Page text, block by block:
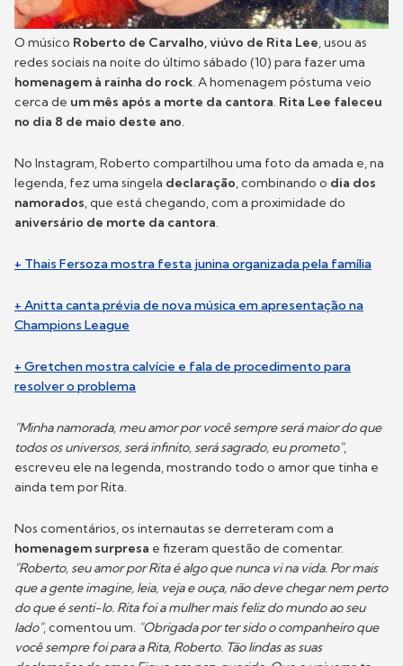
O músico Roberto de Carvalho, viúvo de Rita Lee, usou as
redes sociais na noite do último sábado (10) para fazer uma
homenagem à rainha do rock. A homenagem póstuma veio
cerca de um mês após a morte da cantora. Rita Lee faleceu
no dia 8 de maio deste ano.
No Instagram, Roberto compartilhou uma foto da amada e, na
legenda, fez uma singela declaração, combinando o dia dos
namorados, que está chegando, com a proximidade do
aniversário de morte da cantora.
+ Thais Fersoza mostra festa junina organizada pela família
+ Anitta canta prévia de nova música em apresentação na
Champions League
+ Gretchen mostra calvície e fala de procedimento para
resolver o problema
"Minha namorada, meu amor por você sempre será maior do que
todos os universos, será infinito, será sagrado, eu prometo",
escreveu ele na legenda, mostrando todo o amor que tinha e
ainda tem por Rita.
Nos comentários, os internautas se derreteram com a
homenagem surpresa e fizeram questão de comentar.
"Roberto, seu amor por Rita é algo que nunca vi na vida. Por mais
que a gente imagine, leia, veja e ouça, não deve chegar nem perto
do que é senti-lo. Rita foi a mulher mais feliz do mundo ao seu
lado", comentou um. "Obrigada por ter sido o companheiro que
você sempre foi para a Rita, Roberto. Tão lindas as suas